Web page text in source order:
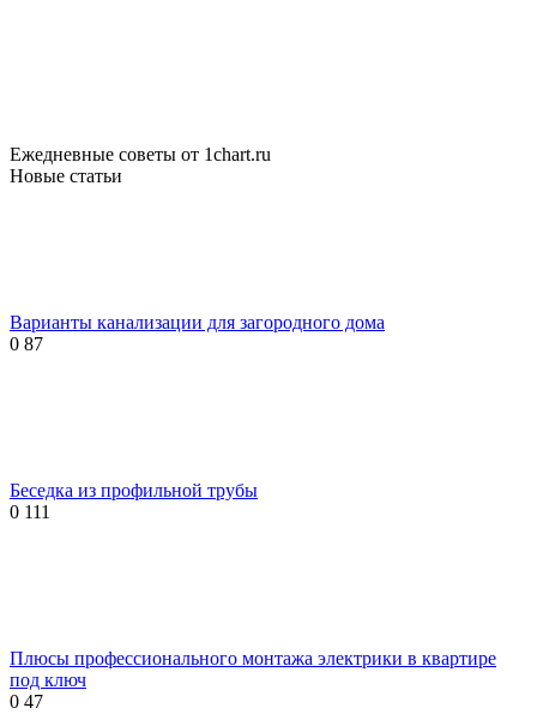
Ежедневные советы от 1chart.ru
Новые статьи
Варианты канализации для загородного дома
0 87
Беседка из профильной трубы
0 111
Плюсы профессионального монтажа электрики в квартире
под ключ
0 47